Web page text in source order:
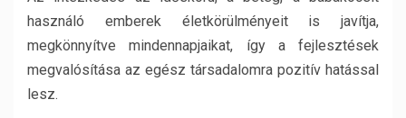
használó emberek életkörülményeit is javítja,
megkönnyítve mindennapjaikat, így a fejlesztések
megvalósítása az egész társadalomra pozitív hatással
lesz.